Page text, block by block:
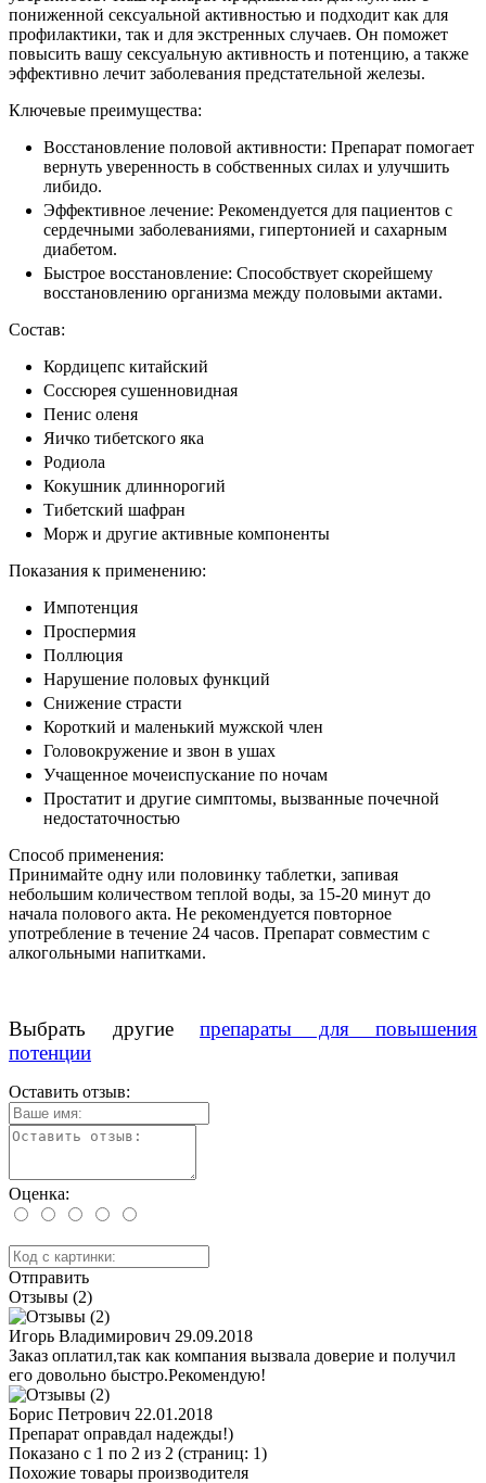
пониженной сексуальной активностью и подходит как для
профилактики, так и для экстренных случаев. Он поможет
повысить вашу сексуальную активность и потенцию, а также
эффективно лечит заболевания предстательной железы.
Ключевые преимущества:
Восстановление половой активности: Препарат помогает
вернуть уверенность в собственных силах и улучшить
либидо.
Эффективное лечение: Рекомендуется для пациентов с
сердечными заболеваниями, гипертонией и сахарным
диабетом.
Быстрое восстановление: Способствует скорейшему
восстановлению организма между половыми актами.
Состав:
Кордицепс китайский
Соссюрея сушенновидная
Пенис оленя
Яичко тибетского яка
Родиола
Кокушник длиннорогий
Тибетский шафран
Морж и другие активные компоненты
Показания к применению:
Импотенция
Проспермия
Поллюция
Нарушение половых функций
Снижение страсти
Короткий и маленький мужской член
Головокружение и звон в ушах
Учащенное мочеиспускание по ночам
Простатит и другие симптомы, вызванные почечной
недостаточностью
Способ применения:
Принимайте одну или половинку таблетки, запивая
небольшим количеством теплой воды, за 15-20 минут до
начала полового акта. Не рекомендуется повторное
употребление в течение 24 часов. Препарат совместим с
алкогольными напитками.
Выбрать другие препараты для повышения
потенции
Оставить отзыв:
Оценка:
Отправить
Отзывы (2)
Игорь Владимирович 29.09.2018
Заказ оплатил,так как компания вызвала доверие и получил
его довольно быстро.Рекомендую!
Борис Петрович 22.01.2018
Препарат оправдал надежды!)
Показано с 1 по 2 из 2 (страниц: 1)
Похожие товары производителя